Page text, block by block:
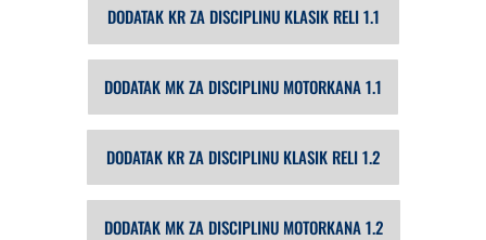
DODATAK KR ZA DISCIPLINU KLASIK RELI 1.1
DODATAK MK ZA DISCIPLINU MOTORKANA 1.1
DODATAK KR ZA DISCIPLINU KLASIK RELI 1.2
DODATAK MK ZA DISCIPLINU MOTORKANA 1.2